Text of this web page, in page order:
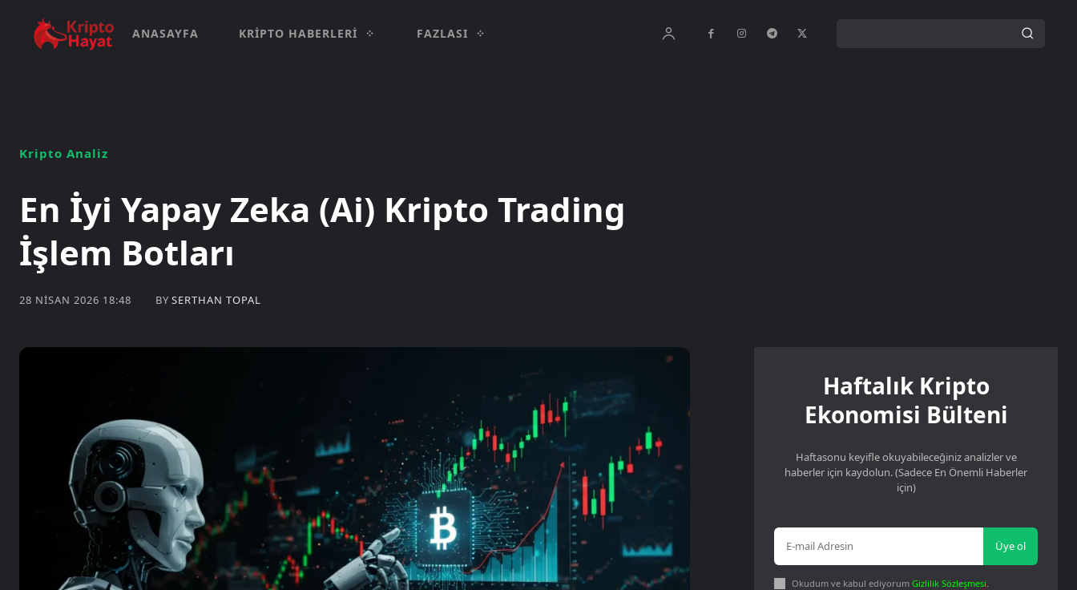
ANASAYFA KRIPTO HABERLERI FAZLASI
Kripto Analiz
En İyi Yapay Zeka (Ai) Kripto Trading
İşlem Botları
28 NISAN 2026 18:48 BY SERTHAN TOPAL
Haftalık Kripto
Ekonomisi Bülteni
Haftasonu keyifle okuyabileceğiniz analizler ve
haberler için kaydolun. (Sadece En Önemli Haberler
için)
Üye ol
Okudum ve kabul ediyorumGizlilik Sözleşmesi.